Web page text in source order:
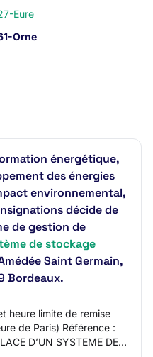
Eure
Orne
énergétique,
des énergies
environnemental,
décide de
de gestion de
de stockage
Saint Germain,
Bordeaux.
heure limite de remise
de Paris) Référence :
D’UN SYSTEME DE